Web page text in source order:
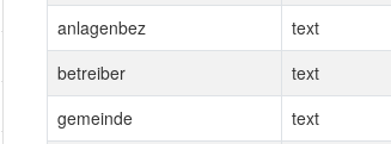
anlagenbez
text
betreiber
text
gemeinde
text